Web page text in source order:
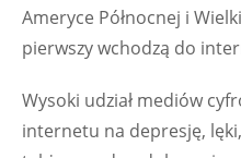
Ameryce Północnej i
pierwszy wchodzą do
Wysoki udział mediów
internetu na depresję,